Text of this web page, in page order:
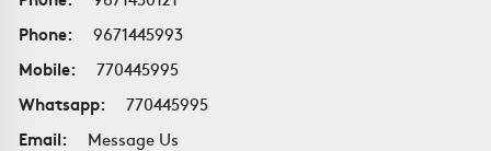
Phone:
9671445993
Mobile:
770445995
Whatsapp:
770445995
Email:
Message Us